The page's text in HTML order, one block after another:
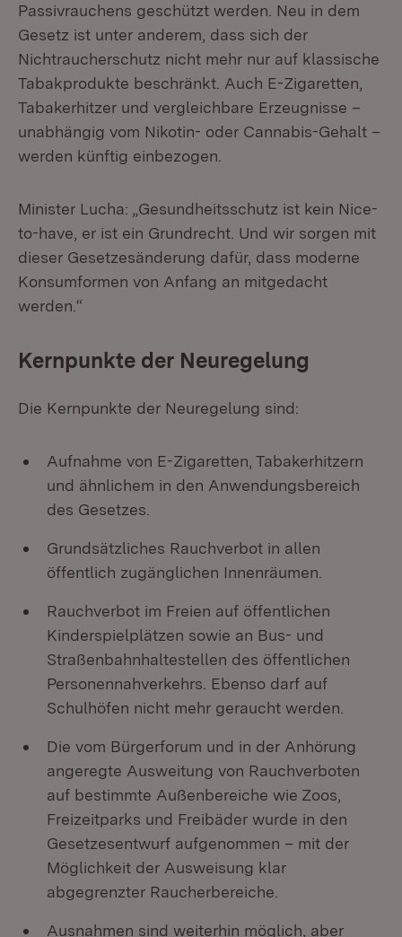
Passivrauchens geschützt werden. Neu in dem
Gesetz ist unter anderem, dass sich der
Nichtraucherschutz nicht mehr nur auf klassische
Tabakprodukte beschränkt. Auch E-Zigaretten,
Tabakerhitzer und vergleichbare Erzeugnisse –
unabhängig vom Nikotin- oder Cannabis-Gehalt –
werden künftig einbezogen.
Minister Lucha: „Gesundheitsschutz ist kein Nice-
to-have, er ist ein Grundrecht. Und wir sorgen mit
dieser Gesetzesänderung dafür, dass moderne
Konsumformen von Anfang an mitgedacht
werden.“
Kernpunkte der Neuregelung
Die Kernpunkte der Neuregelung sind:
Aufnahme von E-Zigaretten, Tabakerhitzern
und ähnlichem in den Anwendungsbereich
des Gesetzes.
Grundsätzliches Rauchverbot in allen
öffentlich zugänglichen Innenräumen.
Rauchverbot im Freien auf öffentlichen
Kinderspielplätzen sowie an Bus- und
Straßenbahnhaltestellen des öffentlichen
Personennahverkehrs. Ebenso darf auf
Schulhöfen nicht mehr geraucht werden.
Die vom Bürgerforum und in der Anhörung
angeregte Ausweitung von Rauchverboten
auf bestimmte Außenbereiche wie Zoos,
Freizeitparks und Freibäder wurde in den
Gesetzesentwurf aufgenommen – mit der
Möglichkeit der Ausweisung klar
abgegrenzter Raucherbereiche.
Ausnahmen sind weiterhin möglich, aber